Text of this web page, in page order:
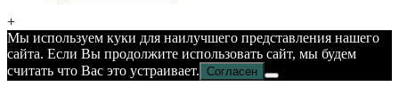
+
Мы используем куки для наилучшего представления нашего
сайта. Если Вы продолжите использовать сайт, мы будем
считать что Вас это устраивает. Согласен